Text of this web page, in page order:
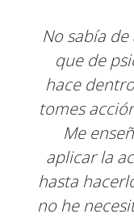
No sabía
que de
hace
tomes
Me
aplicar la
hasta
no he